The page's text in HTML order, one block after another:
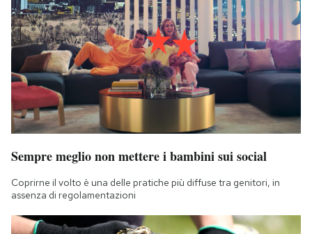
Sempre meglio non mettere i bambini sui social
Coprirne il volto è una delle pratiche più diffuse tra genitori, in
assenza di regolamentazioni